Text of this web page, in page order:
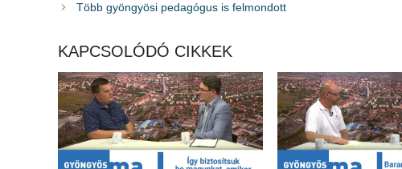
Több gyöngyösi pedagógus is felmondott
KAPCSOLÓDÓ CIKKEK